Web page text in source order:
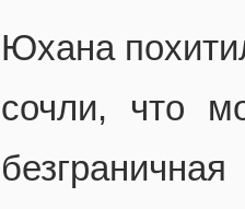
Юхана
сочли, что